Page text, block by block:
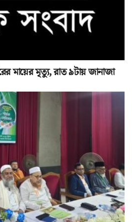
মায়ের মৃত্যু, রাত ৯টায় জানাজা